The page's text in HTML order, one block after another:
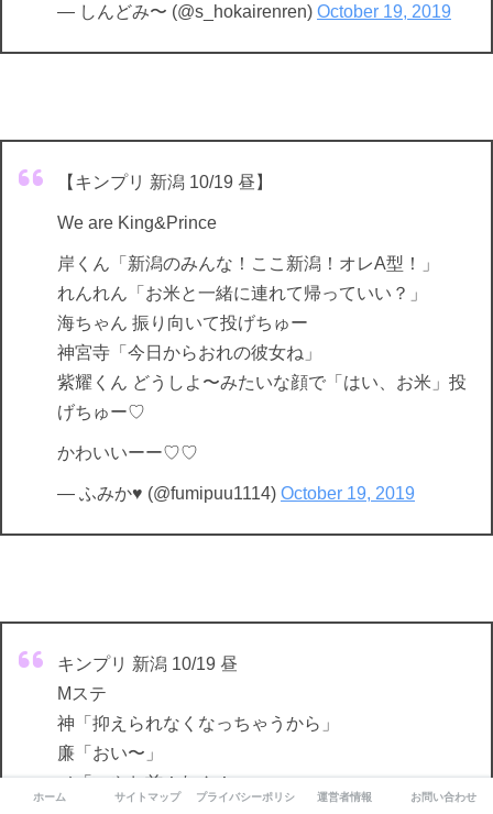
— しんどみ〜 (@s_hokairenren) October 19, 2019
【キンプリ 新潟 10/19 昼】
We are King&Prince
岸くん「新潟のみんな！ここ新潟！オレA型！」
れんれん「お米と一緒に連れて帰っていい？」
海ちゃん 振り向いて投げちゅー
神宮寺「今日からおれの彼女ね」
紫耀くん どうしよ〜みたいな顔で「はい、お米」投
げちゅー♡
かわいいーー♡♡
— ふみか♥️ (@fumipuu1114) October 19, 2019
キンプリ 新潟 10/19 昼
Mステ
神「抑えられなくなっちゃうから」
廉「おい〜」
メ「いやお前！れん！」
ホーム サイトマップ プライバシーポリシー 運営者情報 お問い合わせ